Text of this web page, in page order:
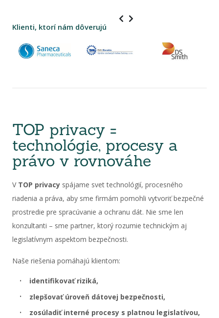
Klienti, ktorí nám dôverujú
TOP privacy =
technológie, procesy a
právo v rovnováhe
V TOP privacy spájame svet technológií, procesného
riadenia a práva, aby sme firmám pomohli vytvoriť bezpečné
prostredie pre spracúvanie a ochranu dát. Nie sme len
konzultanti – sme partner, ktorý rozumie technickým aj
legislatívnym aspektom bezpečnosti.
Naše riešenia pomáhajú klientom:
identifikovať riziká,
zlepšovať úroveň dátovej bezpečnosti,
zosúladiť interné procesy s platnou legislatívou,